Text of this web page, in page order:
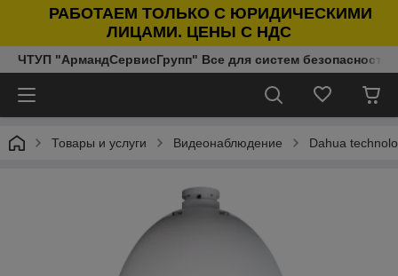
РАБОТАЕМ ТОЛЬКО С ЮРИДИЧЕСКИМИ
ЛИЦАМИ. ЦЕНЫ С НДС
ЧТУП "АрмандСервисГрупп" Все для систем безопасности
Товары и услуги Видеонаблюдение Dahua